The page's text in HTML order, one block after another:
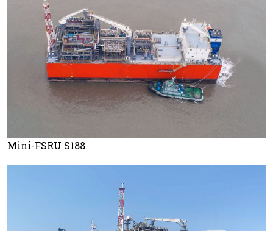
Mini-FSRU S188